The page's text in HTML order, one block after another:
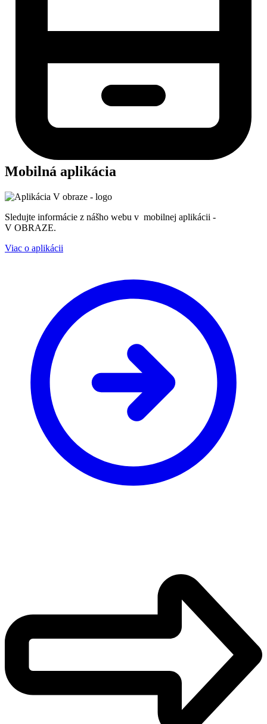
Mobilná aplikácia
Sledujte informácie z nášho webu v mobilnej aplikácii -
V OBRAZE.
Viac o aplikácii